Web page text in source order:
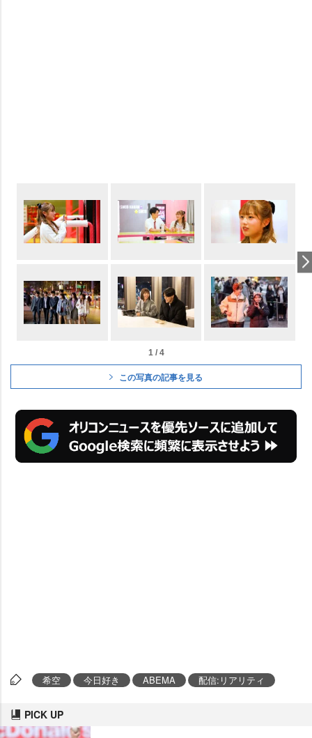
1 / 4
この写真の記事を見る
希空 今日好き ABEMA 配信:リアリティ
PICK UP